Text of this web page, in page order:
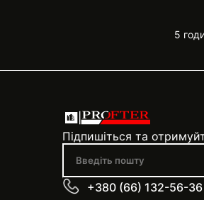
5
Підпишіться та
+380 (66) 132-56-36